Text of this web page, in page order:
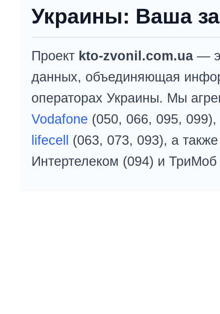
Украины: Ваша
Проект kto-zvonil.com.ua—
данных, объединяющая
операторах Украины. Мы
Vodafone (050, 066, 095, 099),
lifecell
(063, 073, 093), а
Интертелеком (094) и ТриМоб